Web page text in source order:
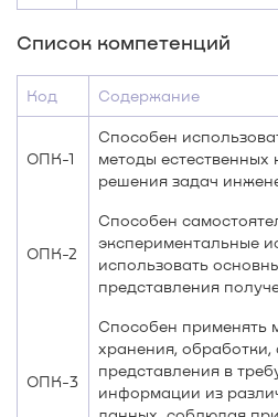
Список компетенций
Код Содержание
ОПК-1
Способен
методы
решения задач
ОПК-2
Способен
экспериментальные
использовать
представления
ОПК-3
Способен применять
хранения, обработки,
представления в
информации из